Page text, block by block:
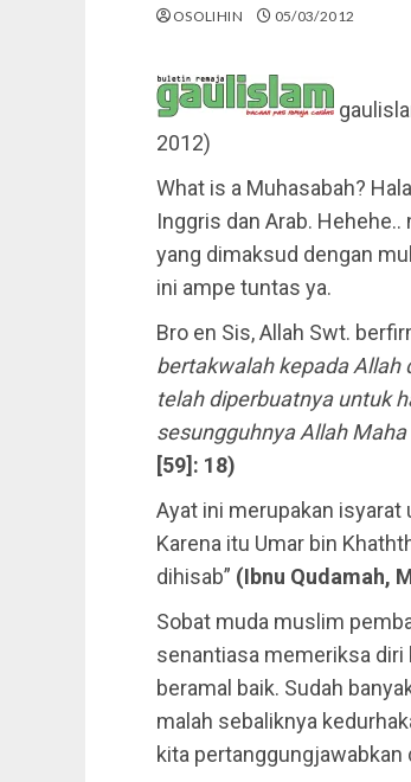
OSOLIHIN 05/03/2012
2012)
What is a Muhasabah?
Inggris dan Arab. Hehehe..
yang dimaksud dengan
ini ampe tuntas ya.
Bro en Sis, Allah Swt.
bertakwalah kepada Allah
telah diperbuatnya untuk
sesungguhnya Allah
[59]: 18)
Ayat ini merupakan
Karena itu Umar bin
dihisab” (Ibnu Qudamah,
Sobat muda muslim
senantiasa memeriksa diri
beramal baik. Sudah
malah sebaliknya
kita pertanggungjawabkan